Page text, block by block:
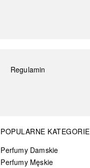
Regulamin
POPULARNE KATEGORIE
Perfumy Damskie
Perfumy Męskie